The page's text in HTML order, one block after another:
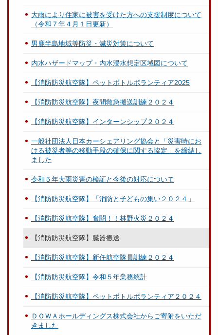
大雨により住家に被害を受けた方への支援制度について
（令和７年４月１日更新）
男鹿半島地域等防災・減災対策について
内水ハザードマップ・内水浸水想定区域図について
【消防防災航空隊】ペットボトルボランティア2025
【消防防災航空隊】夜間救急搬送訓練２０２４
【消防防災航空隊】インターンシップ２０２４
一般社団法人日本カーシェアリング協会と「災害時にお
ける被災者等の移動手段の確保に関する協定」を締結し
ました
令和５年大雨災害の検証と今後の対応について
【消防防災航空隊】「消防と子どもの集い２０２４」
【消防防災航空隊】奮闘！！林野火災２０２４
【消防防災航空隊】臓器搬送
【消防防災航空隊】新任航空隊員訓練２０２４
【消防防災航空隊】令和５年業務統計
【消防防災航空隊】ペットボトルボランティア２０２４
ＤＯＷＡホールディングス株式会社からご寄附をいただ
きました